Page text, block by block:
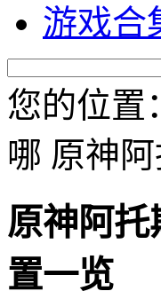
游戏合
您的位置：
哪 原神
原神阿
置一览